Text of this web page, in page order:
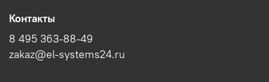
Контакты
8 495 363-88-49
zakaz@el-systems24.ru